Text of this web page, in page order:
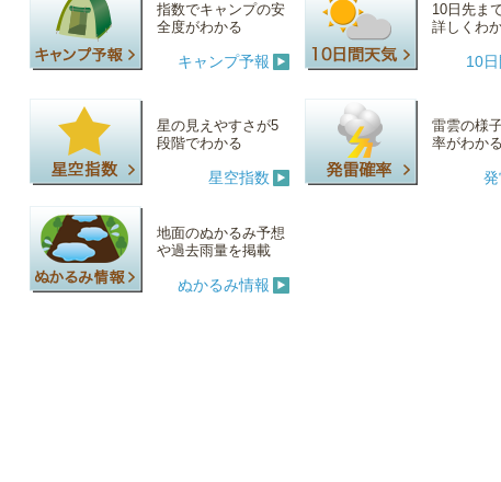
指数でキャンプの安
全度がわかる
キャンプ予報
10日先ま
詳しくわ
10
星の見えやすさが5
段階でわかる
星空指数
雷雲の様
率がわかる
地面のぬかるみ予想
や過去雨量を掲載
ぬかるみ情報